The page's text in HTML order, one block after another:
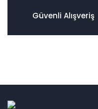
Güvenli Alışveriş